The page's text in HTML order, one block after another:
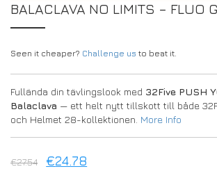
MITT KONTO
REGISTRERINGSFORMULÄR FÖR
BALACLAVA NO LIMITS – FLUO
Seen it cheaper? Challenge us to beat it.
Fullända din tävlingslook med 32Five PUSH
Balaclava — ett helt nytt tillskott till både
och Helmet 28-kollektionen. More Info
€27.54 €24.78